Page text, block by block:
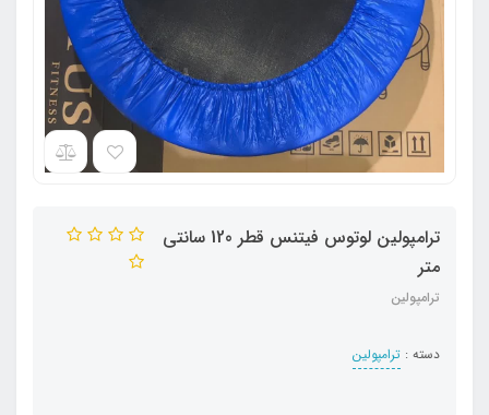
ترامپولین لوتوس فیتنس قطر 120 سانتی
متر
ترامپولین
دسته : ترامپولین